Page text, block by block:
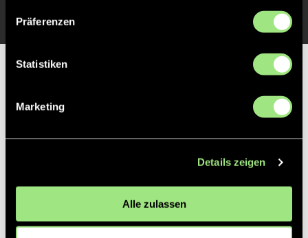
Präferenzen
Statistiken
Marketing
Details zeigen
Alle zulassen
Partner